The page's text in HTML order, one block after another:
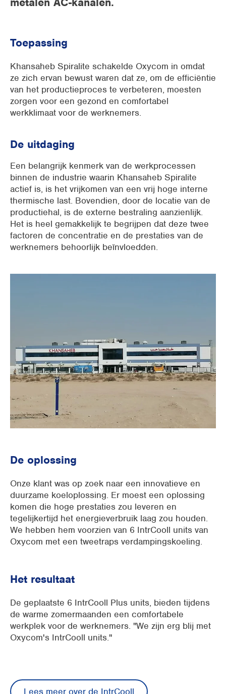
Toepassing
Khansaheb Spiralite schakelde Oxycom in omdat
ze zich ervan bewust waren dat ze, om de efficiëntie
van het productieproces te verbeteren, moesten
zorgen voor een gezond en comfortabel
werkklimaat voor de werknemers.
De uitdaging
Een belangrijk kenmerk van de werkprocessen
binnen de industrie waarin Khansaheb Spiralite
actief is, is het vrijkomen van een vrij hoge interne
thermische last. Bovendien, door de locatie van de
productiehal, is de externe bestraling aanzienlijk.
Het is heel gemakkelijk te begrijpen dat deze twee
factoren de concentratie en de prestaties van de
werknemers behoorlijk beïnvloedden.
De oplossing
Onze klant was op zoek naar een innovatieve en
duurzame koeloplossing. Er moest een oplossing
komen die hoge prestaties zou leveren en
tegelijkertijd het energieverbruik laag zou houden.
We hebben hem voorzien van 6 IntrCooll units van
Oxycom met een tweetraps verdampingskoeling.
Het resultaat
De geplaatste 6 IntrCooll Plus units, bieden tijdens
de warme zomermaanden een comfortabele
werkplek voor de werknemers. "We zijn erg blij met
Oxycom's IntrCooll units."
Lees meer over de IntrCooll